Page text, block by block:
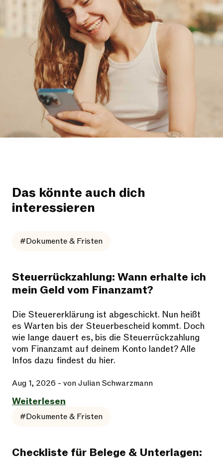
Das könnte auch dich
interessieren
#Dokumente & Fristen
Steuerrückzahlung: Wann erhalte ich
mein Geld vom Finanzamt?
Die Steuererklärung ist abgeschickt. Nun heißt
es Warten bis der Steuerbescheid kommt. Doch
wie lange dauert es, bis die Steuerrückzahlung
vom Finanzamt auf deinem Konto landet? Alle
Infos dazu findest du hier.
Aug 1, 2026 - von Julian Schwarzmann
Weiterlesen
#Dokumente & Fristen
Checkliste für Belege & Unterlagen: